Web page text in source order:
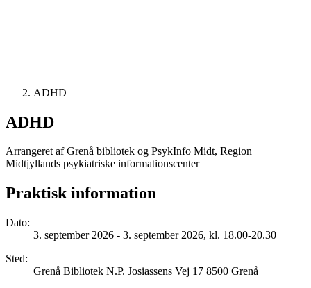
ADHD
ADHD
Arrangeret af Grenå bibliotek og PsykInfo Midt, Region
Midtjyllands psykiatriske informationscenter
Praktisk information
Dato:
3. september 2026 - 3. september 2026, kl. 18.00-20.30
Sted:
Grenå Bibliotek N.P. Josiassens Vej 17 8500 Grenå